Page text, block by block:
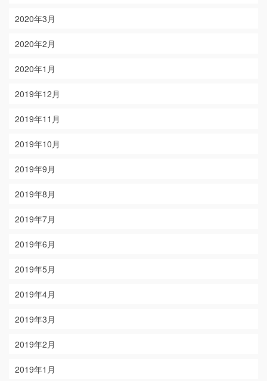
2020年3月
2020年2月
2020年1月
2019年12月
2019年11月
2019年10月
2019年9月
2019年8月
2019年7月
2019年6月
2019年5月
2019年4月
2019年3月
2019年2月
2019年1月